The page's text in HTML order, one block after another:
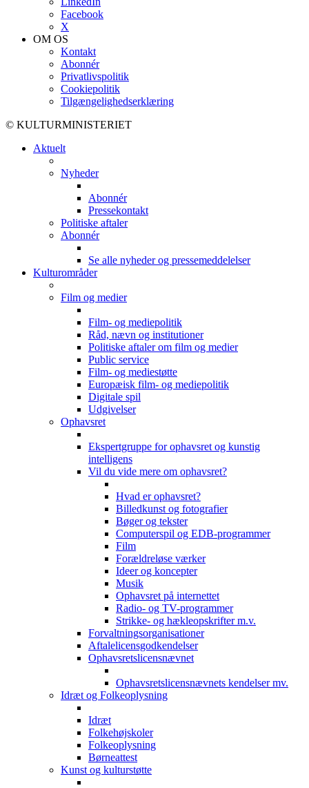
Facebook
X
OM OS
Kontakt
Abonnér
Privatlivspolitik
Cookiepolitik
Tilgængelighedserklæring
© KULTURMINISTERIET
Aktuelt
Nyheder
Abonnér
Pressekontakt
Politiske aftaler
Abonnér
Se alle nyheder og pressemeddelelser
Kulturområder
Film og medier
Film- og mediepolitik
Råd, nævn og institutioner
Politiske aftaler om film og medier
Public service
Film- og mediestøtte
Europæisk film- og mediepolitik
Digitale spil
Udgivelser
Ophavsret
Ekspertgruppe for ophavsret og kunstig
intelligens
Vil du vide mere om ophavsret?
Hvad er ophavsret?
Billedkunst og fotografier
Bøger og tekster
Computerspil og EDB-programmer
Film
Forældreløse værker
Ideer og koncepter
Musik
Ophavsret på internettet
Radio- og TV-programmer
Strikke- og hækleopskrifter m.v.
Forvaltningsorganisationer
Aftalelicensgodkendelser
Ophavsretslicensnævnet
Ophavsretslicensnævnets kendelser mv.
Idræt og Folkeoplysning
Idræt
Folkehøjskoler
Folkeoplysning
Børneattest
Kunst og kulturstøtte